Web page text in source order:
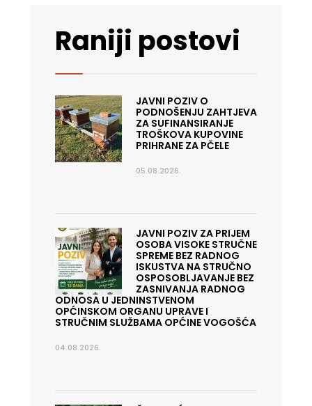
Raniji postovi
JAVNI POZIV O
PODNOŠENJU ZAHTJEVA
ZA SUFINANSIRANJE
TROŠKOVA KUPOVINE
PRIHRANE ZA PČELE
05.08.2026.
JAVNI POZIV ZA PRIJEM
OSOBA VISOKE STRUČNE
SPREME BEZ RADNOG
ISKUSTVA NA STRUČNO
OSPOSOBLJAVANJE BEZ
ZASNIVANJA RADNOG
ODNOSA U JEDNINSTVENOM
OPĆINSKOM ORGANU UPRAVE I
STRUČNIM SLUŽBAMA OPĆINE VOGOŠĆA
04.08.2026.